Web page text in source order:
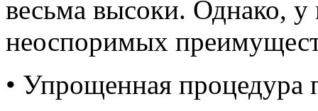
весьма высоки. Однако, у
неоспоримых
• Упрощенная процедура